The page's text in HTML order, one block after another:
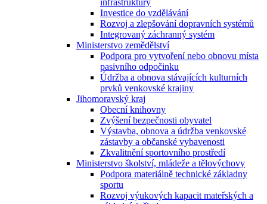
infrastruktury
Investice do vzdělávání
Rozvoj a zlepšování dopravních systémů
Integrovaný záchranný systém
Ministerstvo zemědělství
Podpora pro vytvoření nebo obnovu místa
pasivního odpočinku
Údržba a obnova stávajících kulturních
prvků venkovské krajiny
Jihomoravský kraj
Obecní knihovny
Zvýšení bezpečnosti obyvatel
Výstavba, obnova a údržba venkovské
zástavby a občanské vybavenosti
Zkvalitnění sportovního prostředí
Ministerstvo školství, mládeže a tělovýchovy
Podpora materiálně technické základny
sportu
Rozvoj výukových kapacit mateřských a